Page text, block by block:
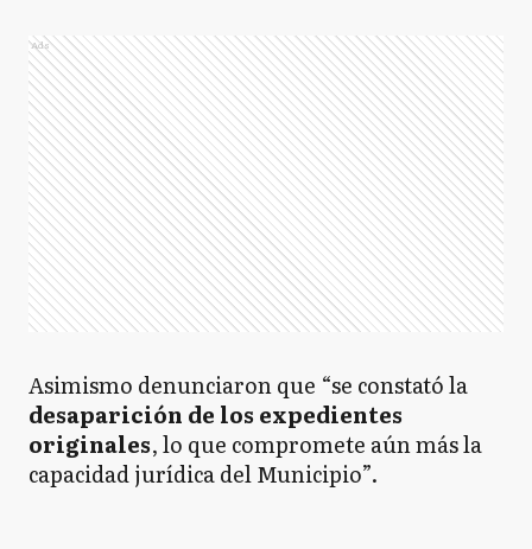
Ads
Asimismo denunciaron que “se constató la
desaparición de los expedientes
originales, lo que compromete aún más la
capacidad jurídica del Municipio”.